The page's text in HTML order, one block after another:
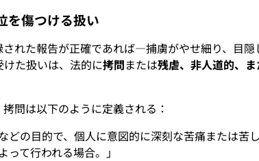
を傷つける扱い
れた報告が正確であれば—捕虜がやせ細り、目
た扱いは、法的に拷問または残虐、非人道的、
問は以下のように定義される：
どの目的で、個人に意図的に深刻な苦痛または
て行われる場合。」